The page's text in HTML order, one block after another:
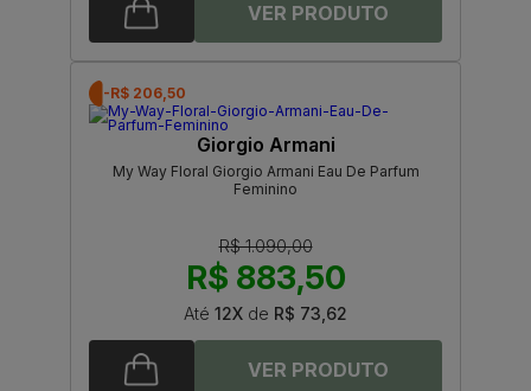
-R$ 206,50
Giorgio Armani
My Way Floral Giorgio Armani Eau De Parfum
Feminino
R$ 1.090,00
R$ 883,50
Até 12X de R$ 73,62